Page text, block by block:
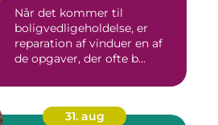
Når det kommer til
boligvedligeholdelse, er
reparation af vinduer en af
de opgaver, der ofte b...
31. aug